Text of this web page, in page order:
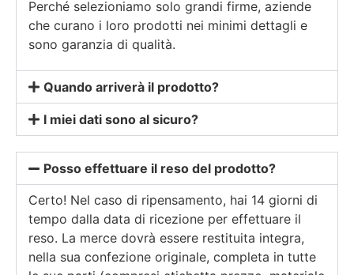
Perché selezioniamo solo grandi firme, aziende
che curano i loro prodotti nei minimi dettagli e
sono garanzia di qualità.
Quando arriverà il prodotto?
I miei dati sono al sicuro?
Posso effettuare il reso del prodotto?
Certo! Nel caso di ripensamento, hai 14 giorni di
tempo dalla data di ricezione per effettuare il
reso. La merce dovrà essere restituita integra,
nella sua confezione originale, completa in tutte